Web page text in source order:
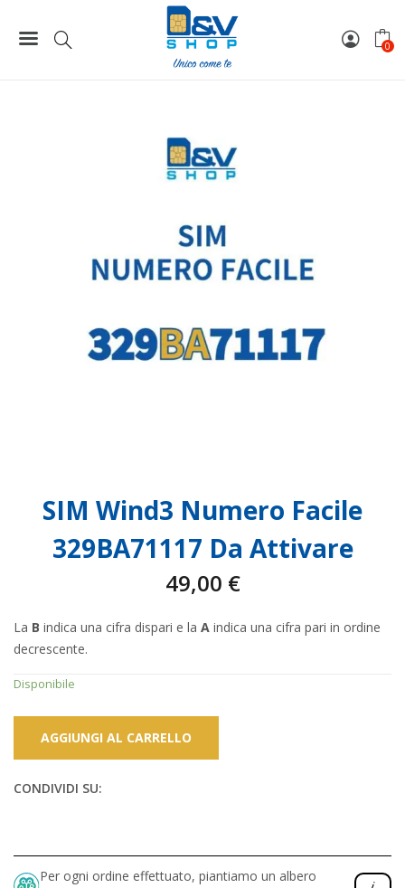
0
SIM Wind3 Numero Facile 329BA71117 Da Attivare
SIM Wind3 Numero Facile
329BA71117 Da Attivare
49,00 €
La B indica una cifra dispari e la A indica una cifra pari in ordine
decrescente.
Disponibile
AGGIUNGI AL CARRELLO
CONDIVIDI SU:
Per ogni ordine effettuato, piantiamo un albero